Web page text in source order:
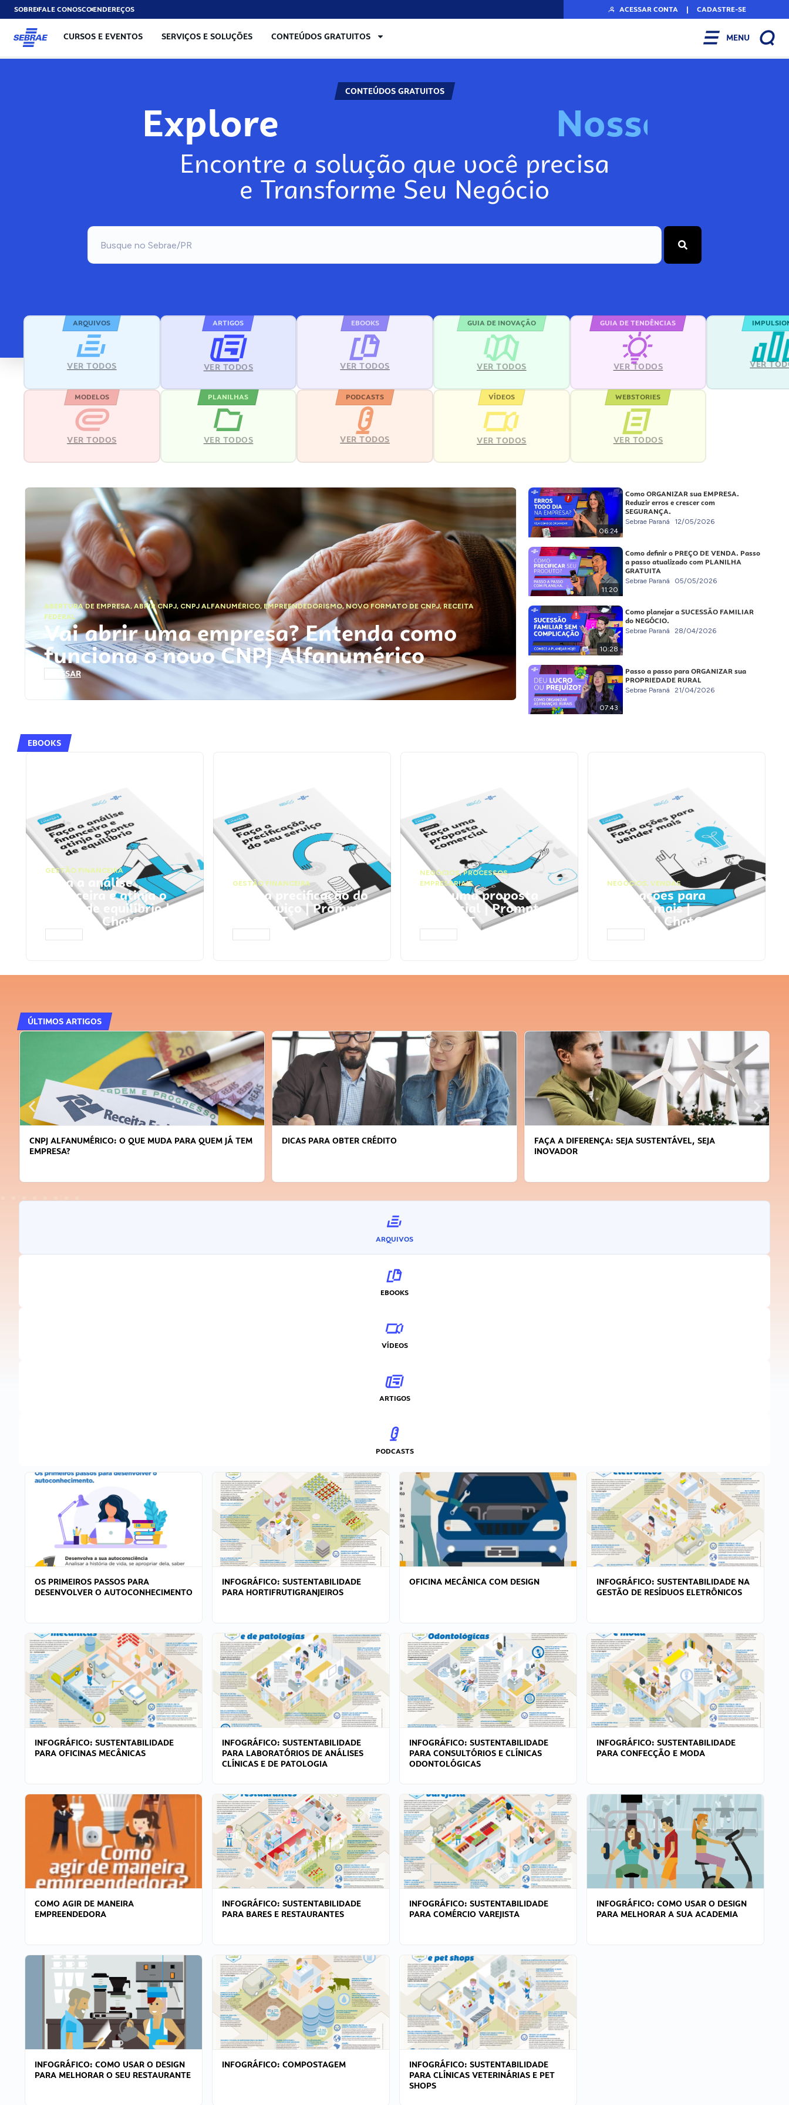
SOBREFALE CONOSCOENDEREÇOS ACESSAR CONTA | CADASTRE-SE
CURSOS E EVENTOS SERVIÇOS E SOLUÇÕES CONTEÚDOS GRATUITOS MENU
CONTEÚDOS GRATUITOS
Explore Nosso
Encontre a solução que você precisa
e Transforme Seu Negócio
ARQUIVOS
VER TODOS
ARTIGOS
VER TODOS
EBOOKS
VER TODOS
GUIA DE INOVAÇÃO
VER TODOS
GUIA DE TENDÊNCIAS
VER TODOS VER
MODELOS
VER TODOS
PLANILHAS
VER TODOS
PODCASTS
VER TODOS
VÍDEOS
VER TODOS
WEBSTORIES
VER TODOS
ABERTURA DE EMPRESA,ABRIR CNPJ, CNPJ ALFANUMÉRICO, EMPREENDEDORISMO,NOVO FORMATO DE CNPJ,RECEITA
FEDERAL
Vai abrir uma empresa? Entenda como
funciona o novo CNPJ Alfanumérico
ACESSAR
06:24
Como ORGANIZAR sua EMPRESA.
Reduzir erros e crescer com
SEGURANÇA.
Sebrae Paraná 12/05/2026
11:20
Como definir o PREÇO DE VENDA. Passo
a passo atualizado com PLANILHA
GRATUITA
Sebrae Paraná 05/05/2026
10:28
Como planejar a SUCESSÃO FAMILIAR
do NEGÓCIO.
Sebrae Paraná 28/04/2026
07:43
Passo a passo para ORGANIZAR sua
PROPRIEDADE RURAL
Sebrae Paraná 21/04/2026
EBOOKS
GESTÃO FINANCEIRA
Faça a análise
financeira e atinja o
ponto de equilíbrio |
Prompts ChatGPT
GESTÃO FINANCEIRA
Faça a precificação do
seu serviço | Prompts
ChatGPT
NEGÓCIOS,PROCESSOS
EMPRESARIAIS
Faça uma proposta
comercial | Prompts
ChatGPT
NEGÓCIOS, VENDAS
Faça ações para
vender mais |
Prompts ChatGPT
ÚLTIMOS ARTIGOS
CNPJ ALFANUMÉRICO: O QUE MUDA PARA QUEM JÁ TEM
EMPRESA?
DICAS PARA OBTER CRÉDITO
FAÇA A DIFERENÇA: SEJA SUSTENTÁVEL, SEJA
INOVADOR
ARQUIVOS
EBOOKS
VÍDEOS
ARTIGOS
PODCASTS
OS PRIMEIROS PASSOS PARA
DESENVOLVER O AUTOCONHECIMENTO
INFOGRÁFICO: SUSTENTABILIDADE
PARA HORTIFRUTIGRANJEIROS
OFICINA MECÂNICA COM DESIGN
INFOGRÁFICO: SUSTENTABILIDADE NA
GESTÃO DE RESÍDUOS ELETRÔNICOS
INFOGRÁFICO: SUSTENTABILIDADE
PARA OFICINAS MECÂNICAS
INFOGRÁFICO: SUSTENTABILIDADE
PARA LABORATÓRIOS DE ANÁLISES
CLÍNICAS E DE PATOLOGIA
INFOGRÁFICO: SUSTENTABILIDADE
PARA CONSULTÓRIOS E CLÍNICAS
ODONTOLÓGICAS
INFOGRÁFICO: SUSTENTABILIDADE
PARA CONFECÇÃO E MODA
COMO AGIR DE MANEIRA
EMPREENDEDORA
INFOGRÁFICO: SUSTENTABILIDADE
PARA BARES E RESTAURANTES
INFOGRÁFICO: SUSTENTABILIDADE
PARA COMÉRCIO VAREJISTA
INFOGRÁFICO: COMO USAR O DESIGN
PARA MELHORAR A SUA ACADEMIA
INFOGRÁFICO: COMO USAR O DESIGN
PARA MELHORAR O SEU RESTAURANTE
INFOGRÁFICO: COMPOSTAGEM
INFOGRÁFICO: SUSTENTABILIDADE
PARA CLÍNICAS VETERINÁRIAS E PET
SHOPS